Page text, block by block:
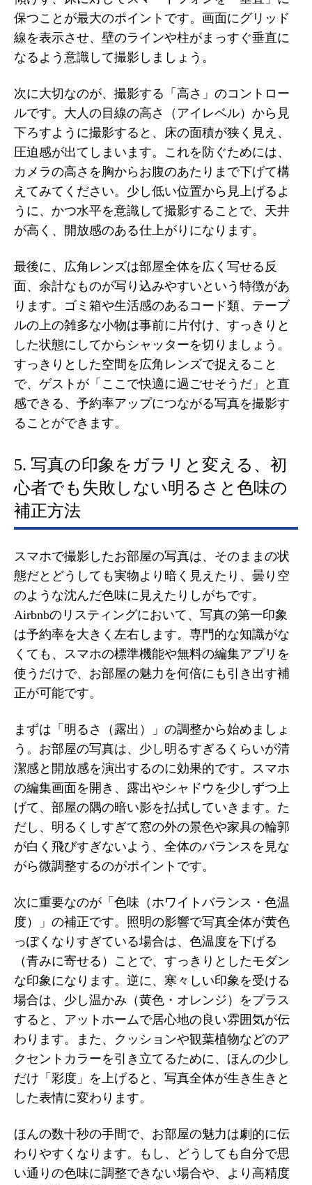
保つことが最大のポイントです。画面にグリッド
線を表示させ、壁のラインや柱がまっすぐ垂直に
なるよう意識して撮影しましょう。
次に大切なのが、撮影する「高さ」のコントロー
ルです。大人の目線の高さ（アイレベル）から見
下ろすように撮影すると、床の面積が狭く見え、
圧迫感が出てしまいます。これを防ぐためには、
カメラの高さを胸からお腹のあたりまで下げて構
えてみてください。少し低い位置から見上げるよ
うに、かつ水平を意識して撮影することで、天井
が高く、開放感のある仕上がりになります。
最後に、広角レンズは部屋全体を広く写せる反
面、余計なものが写り込みやすいという特徴があ
ります。ゴミ箱や生活感のあるコード類、テーブ
ルの上の雑多な小物は事前に片付け、すっきりと
した状態にしてからシャッターを切りましょう。
すっきりとした空間を広角レンズで捉えること
で、ゲストが「ここで快適に過ごせそうだ」と直
感できる、予約率アップにつながる写真を撮影す
ることができます。
5. 写真の印象をガラリと変える、初
心者でも失敗しない明るさと色味の
補正方法
スマホで撮影したお部屋の写真は、そのままの状
態だとどうしても実物より暗く見えたり、曇り空
のような沈んだ色味に見えたりしがちです。
Airbnbのリスティングにおいて、写真の第一印象
は予約率を大きく左右します。専門的な知識がな
くても、スマホの標準機能や無料の編集アプリを
使うだけで、お部屋の魅力を何倍にも引き出す補
正が可能です。
まずは「明るさ（露出）」の調整から始めましょ
う。お部屋の写真は、少し明るすぎるくらいが清
潔感と開放感を演出するのに効果的です。スマホ
の編集画面を開き、露出やシャドウを少しずつ上
げて、部屋の隅の暗い影を払拭していきます。た
だし、明るくしすぎて窓の外の景色や家具の輪郭
が白く飛びすぎないよう、全体のバランスを見な
がら微調整するのがポイントです。
次に重要なのが「色味（ホワイトバランス・色温
度）」の補正です。照明の影響で写真全体が黄色
っぽくなりすぎている場合は、色温度を下げる
（青みに寄せる）ことで、すっきりとしたモダン
な印象になります。逆に、寒々しい印象を受ける
場合は、少し温かみ（黄色・オレンジ）をプラス
すると、アットホームで居心地の良い雰囲気が伝
わります。また、クッションや観葉植物などのア
クセントカラーを引き立てるために、ほんの少し
だけ「彩度」を上げると、写真全体が生き生きと
した表情に変わります。
ほんの数十秒の手間で、お部屋の魅力は劇的に伝
わりやすくなります。もし、どうしても自分で思
い通りの色味に調整できない場合や、より高精度